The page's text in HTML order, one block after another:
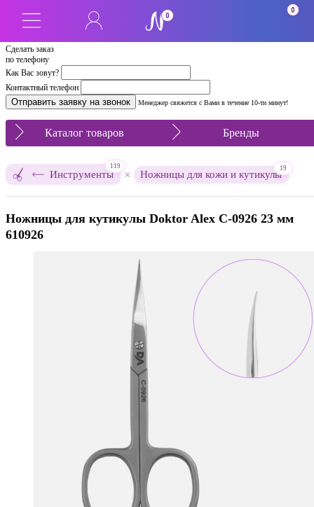
Сделать заказ
по телефону
Как Вас зовут?
Контактный телефон
Менеджер свяжется с Вами в течение 10-ти минут!
0
0
Каталог товаров Бренды
Инструменты
119
× Ножницы для кожи и кутикулы
19
Ножницы для кутикулы Doktor Alex C-0926 23 мм
610926